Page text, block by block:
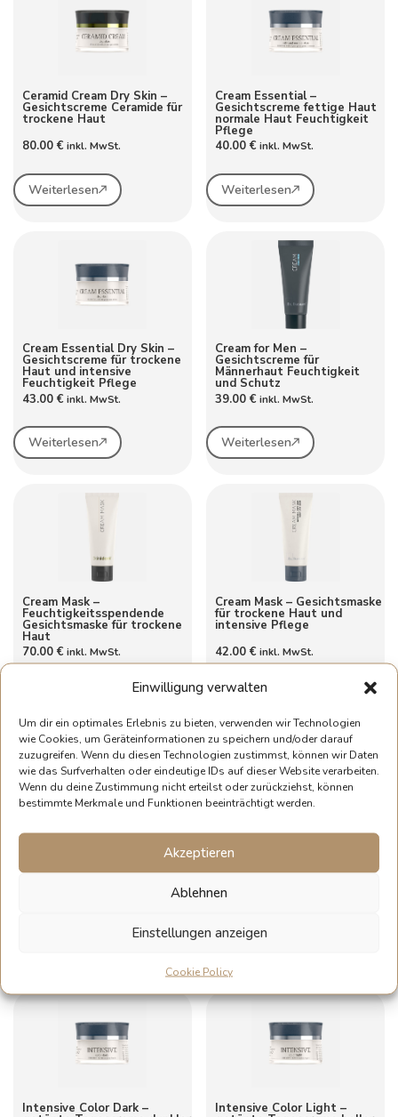
Einwilligung verwalten
Um dir ein optimales Erlebnis zu bieten, verwenden wir Technologien
wie Cookies, um Geräteinformationen zu speichern und/oder darauf
zuzugreifen. Wenn du diesen Technologien zustimmst, können wir Daten
wie das Surfverhalten oder eindeutige IDs auf dieser Website verarbeiten.
Wenn du deine Zustimmung nicht erteilst oder zurückziehst, können
bestimmte Merkmale und Funktionen beeinträchtigt werden.
Akzeptieren
Ablehnen
Einstellungen anzeigen
Cookie Policy
Ceramid Cream Dry Skin –
Gesichtscreme Ceramide für
trockene Haut
80.00 € inkl. MwSt.
Weiterlesen
Cream Essential –
Gesichtscreme fettige Haut
normale Haut Feuchtigkeit
Pflege
40.00€ inkl. MwSt.
Weiterlesen
Cream Essential Dry Skin –
Gesichtscreme für trockene
Haut und intensive
Feuchtigkeit Pflege
43.00 € inkl. MwSt.
Weiterlesen
Cream for Men –
Gesichtscreme für
Männerhaut Feuchtigkeit
und Schutz
39.00€ inkl. MwSt.
Weiterlesen
Cream Mask –
Feuchtigkeitsspendende
Gesichtsmaske für trockene
Haut
70.00 € inkl. MwSt.
Cream Mask – Gesichtsmaske
für trockene Haut und
intensive Pflege
42.00€ inkl. MwSt.
Weiterlesen
Cream Mask – Gesichtsmaske
Reinigung
Dekolleté Special – Pflege
Haut
Intensive Color Dark – Intensive Color Light –